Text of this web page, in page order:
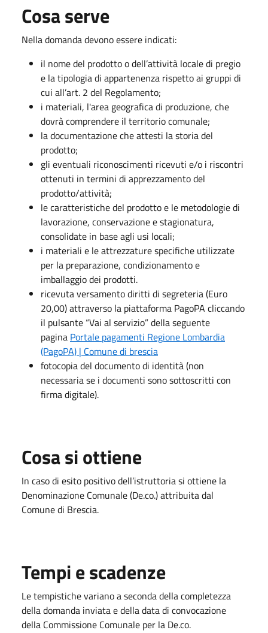
Cosa serve
Nella domanda devono essere indicati:
il nome del prodotto o dell’attività locale di pregio
e la tipologia di appartenenza rispetto ai gruppi di
cui all’art. 2 del Regolamento;
i materiali, l'area geografica di produzione, che
dovrà comprendere il territorio comunale;
la documentazione che attesti la storia del
prodotto;
gli eventuali riconoscimenti ricevuti e/o i riscontri
ottenuti in termini di apprezzamento del
prodotto/attività;
le caratteristiche del prodotto e le metodologie di
lavorazione, conservazione e stagionatura,
consolidate in base agli usi locali;
i materiali e le attrezzature specifiche utilizzate
per la preparazione, condizionamento e
imballaggio dei prodotti.
ricevuta versamento diritti di segreteria (Euro
20,00) attraverso la piattaforma PagoPA cliccando
il pulsante “Vai al servizio” della seguente
pagina Portale pagamenti Regione Lombardia
(PagoPA) | Comune di brescia
fotocopia del documento di identità (non
necessaria se i documenti sono sottoscritti con
firma digitale).
Cosa si ottiene
In caso di esito positivo dell’istruttoria si ottiene la
Denominazione Comunale (De.co.) attribuita dal
Comune di Brescia.
Tempi e scadenze
Le tempistiche variano a seconda della completezza
della domanda inviata e della data di convocazione
della Commissione Comunale per la De.co.